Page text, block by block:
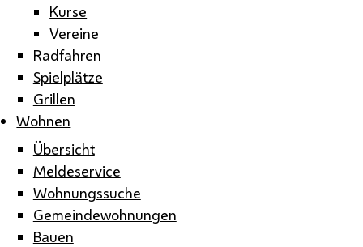
Kurse
Vereine
Radfahren
Spielplätze
Grillen
Wohnen
Übersicht
Meldeservice
Wohnungssuche
Gemeindewohnungen
Bauen